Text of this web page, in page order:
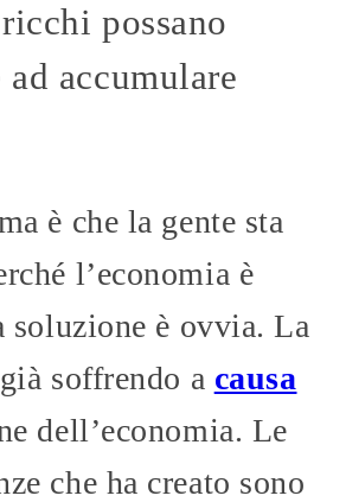
possano
accumulare
è che la gente sta
l’economia è
soluzione è ovvia. La
soffrendo a causa
dell’economia. Le
che ha creato sono